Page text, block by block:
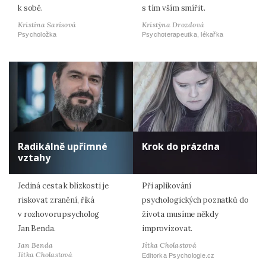
k sobě.
Kristina Sarisová
Psycholožka
s tím vším smířit.
Kristýna Drozdová
Psychoterapeutka, lékařka
Radikálně upřímné
vztahy
Jediná cesta k blízkosti je
riskovat zranění, říká
v rozhovoru psycholog
Jan Benda.
Jan Benda
Jitka Cholastová
Krok do prázdna
Při aplikování
psychologických poznatků do
života musíme někdy
improvizovat.
Jitka Cholastová
Editorka Psychologie.cz